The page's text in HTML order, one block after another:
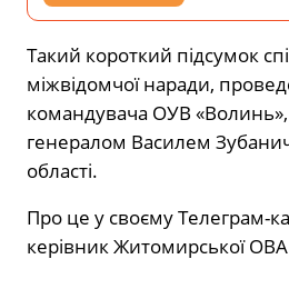
Такий короткий підсумок
міжвідомчої наради,
командувача ОУВ
генералом Василем
області.
Про це у своєму Телеграм-
керівник Житомирської ОВА